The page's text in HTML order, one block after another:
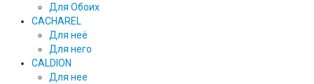
Для Обоих
CACHAREL
Для неё
Для него
CALDION
Для нее